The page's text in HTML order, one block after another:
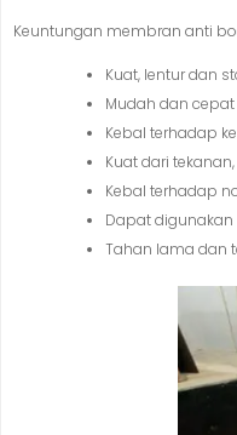
Keuntungan membran anti
Kuat, lentur dan
Mudah dan
Kebal terhadap
Kuat dari
Kebal terhadap
Dapat
Tahan lama dan